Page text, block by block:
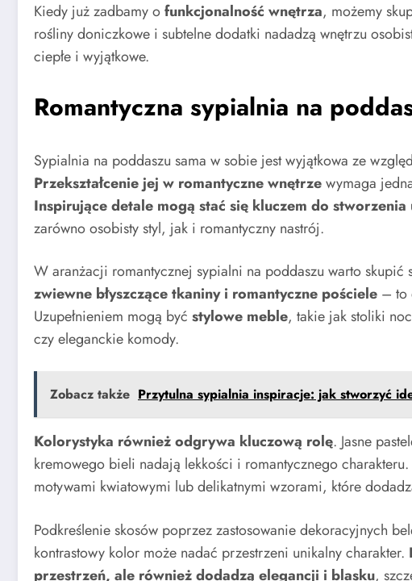
Kiedy już zadbamy ofunkcjonalność wnętrza, możemy
rośliny doniczkowe i subtelne dodatki nadadzą wnętrzu
ciepłe i wyjątkowe.
Romantyczna sypialnia na
Sypialnia na poddaszu sama w sobie jest wyjątkowa ze
Przekształcenie jej w romantyczne wnętrzewymaga
Inspirujące detale mogą stać się kluczem do
zarówno osobisty styl, jak i romantyczny nastrój.
W aranżacji romantycznej sypialni na poddaszu warto skupić
zwiewne błyszczące tkaniny i romantyczne pościele – to
Uzupełnieniem mogą być stylowe meble, takie jak stoliki
czy eleganckie komody.
Zobacz także Przytulna sypialnia inspiracje: jak stworzyć
Kolorystyka również odgrywa kluczową rolę. Jasne
kremowego bieli nadają lekkości i romantycznego
motywami kwiatowymi lub delikatnymi wzorami, które
Podkreślenie skosów poprzez zastosowanie dekoracyjnych
kontrastowy kolor może nadać przestrzeni unikalny charakter.
przestrzeń, ale również dodadzą elegancji i blasku,